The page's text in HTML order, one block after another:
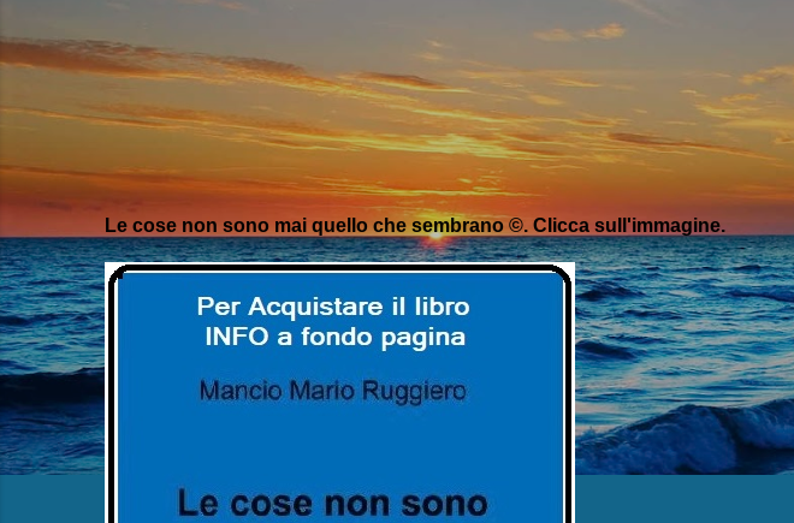
Le cose non sono mai quello che sembrano ©. Clicca sull'immagine.